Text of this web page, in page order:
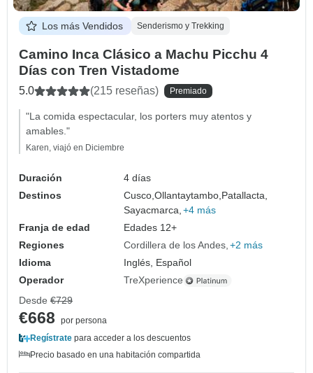
Los más Vendidos Senderismo y Trekking
Camino Inca Clásico a Machu Picchu 4
Días con Tren Vistadome
5.0 (215 reseñas) Premiado
"La comida espectacular, los porters muy atentos y
amables."
Karen, viajó en Diciembre
Duración
4 días
Destinos
Cusco,Ollantaytambo, Patallacta,
Sayacmarca, +4 más
Franja de edad
Edades 12+
Regiones
Cordillera de los Andes +2 más
Idioma
Inglés, Español
Operador
TreXperience
Desde €729
€668
por persona
Regístrate para acceder a los descuentos
Precio basado en una habitación compartida